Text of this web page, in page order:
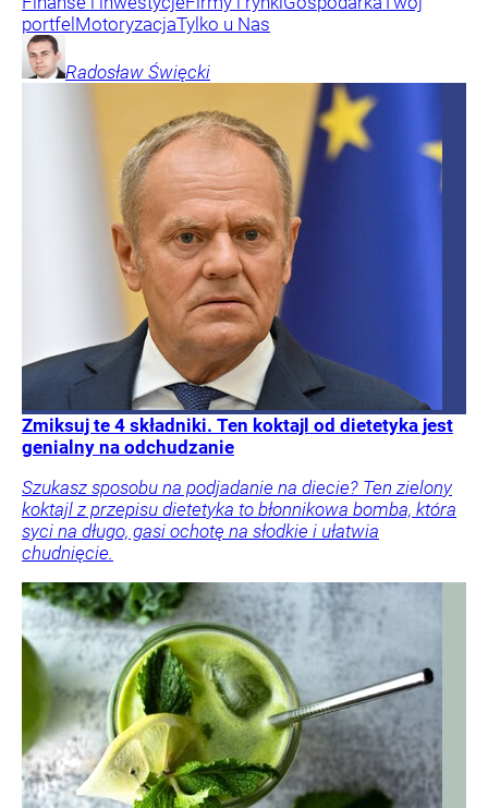
portfel MotoryzacjaTylko u Nas
Radosław Święcki
Zmiksuj te 4 składniki. Ten koktajl od dietetyka jest
genialny na odchudzanie
Szukasz sposobu na podjadanie na diecie? Ten zielony
koktajl z przepisu dietetyka to błonnikowa bomba, która
syci na długo, gasi ochotę na słodkie i ułatwia
chudnięcie.